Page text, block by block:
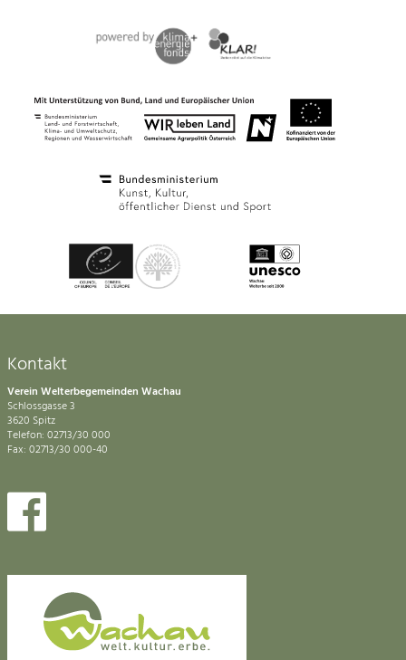
Kontakt
Verein Welterbegemeinden Wachau
Schlossgasse 3
3620 Spitz
Telefon: 02713/30 000
Fax: 02713/30 000-40